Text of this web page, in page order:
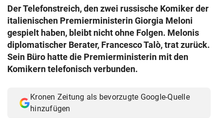
search
eingeben
Muthgasse 2, 1190 Wien
Der Telefonstreich, den zwei russische Komiker der
italienischen Premierministerin Giorgia Meloni
gespielt haben, bleibt nicht ohne Folgen. Melonis
diplomatischer Berater, Francesco Talò, trat zurück.
Sein Büro hatte die Premierministerin mit den
Komikern telefonisch verbunden.
Kronen Zeitung als bevorzugte Google-Quelle
hinzufügen